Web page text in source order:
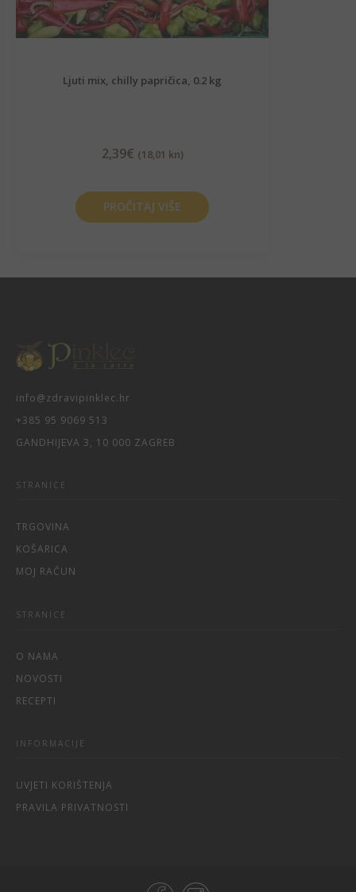
Ljuti mix, chilly papričica, 0.2 kg
2,39€ (18,01 kn)
PROČITAJ VIŠE
info@zdravipinklec.hr
+385 95 9069 513
GANDHIJEVA 3, 10 000 ZAGREB
STRANICE
TRGOVINA
KOŠARICA
MOJ RAČUN
STRANICE
O NAMA
NOVOSTI
RECEPTI
INFORMACIJE
UVJETI KORIŠTENJA
PRAVILA PRIVATNOSTI